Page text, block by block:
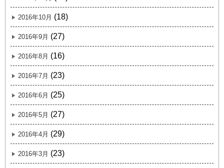
2016年10月 (18)
2016年9月 (27)
2016年8月 (16)
2016年7月 (23)
2016年6月 (25)
2016年5月 (27)
2016年4月 (29)
2016年3月 (23)